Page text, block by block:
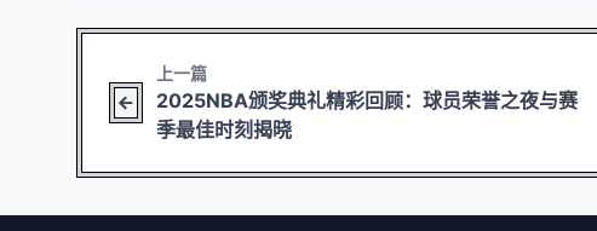
上一篇
2025NBA颁奖典礼精彩回顾：球员荣誉之夜与赛
季最佳时刻揭晓